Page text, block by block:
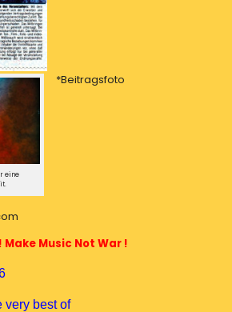
eine
*Beitragsfoto
Music Not War !
very best of